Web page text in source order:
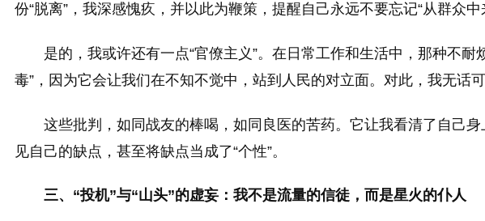
份“脱离”，我深感愧疚，并以此为鞭策，提醒自己永远不要忘记“从群众中
是的，我或许还有一点“官僚主义”。在日常工作和生活中，那种不
毒”，因为它会让我们在不知不觉中，站到人民的对立面。对此，我无话可
这些批判，如同战友的棒喝，如同良医的苦药。它让我看清了自己
见自己的缺点，甚至将缺点当成了“个性”。
三、“投机”与“山头”的虚妄：我不是流量的信徒，而是星火的仆人